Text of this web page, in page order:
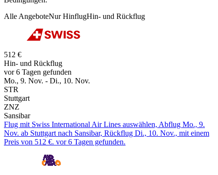
Alle AngeboteNur HinflugHin- und Rückflug
512 €
Hin- und Rückflug
vor 6 Tagen gefunden
Mo., 9. Nov. - Di., 10. Nov.
STR
Stuttgart
ZNZ
Sansibar
Flug mit Swiss International Air Lines auswählen, Abflug Mo., 9.
Nov. ab Stuttgart nach Sansibar, Rückflug Di., 10. Nov., mit einem
Preis von 512 €. vor 6 Tagen gefunden.